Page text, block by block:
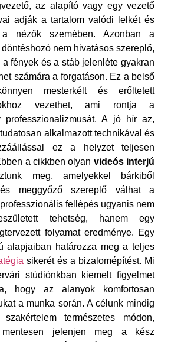
az alapító vagy egy vezető
adják a tartalom valódi lelkét és
a nézők szemében. Azonban a
döntéshozó nem hivatásos szereplő,
a fények és a stáb jelenléte gyakran
számára a forgatáson. Ez a belső
mesterkélt és erőltetett
vezethet, ami rontja a
professzionalizmusát. A jó hír az,
alkalmazott technikával és
ez a helyzet teljesen
a cikkben olyan videós interjú
meg, amelyekkel bárkiből
és meggyőző szereplő válhat a
fellépés ugyanis nem
tehetség, hanem egy
folyamat eredménye. Egy
alapjaiban határozza meg a teljes
sikerét és a bizalomépítést. Mi
stúdiónkban kiemelt figyelmet
hogy az alanyok komfortosan
a munka során. A célunk mindig
természetes módon,
mentesen jelenjen meg a kész